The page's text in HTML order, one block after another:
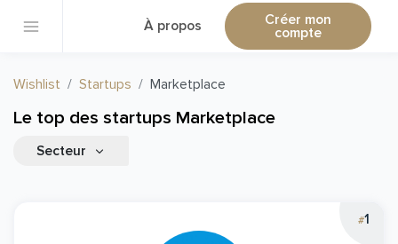
À propos Créer mon
compte
Wishlist Startups Marketplace
Le top des startups Marketplace
Secteur
#1